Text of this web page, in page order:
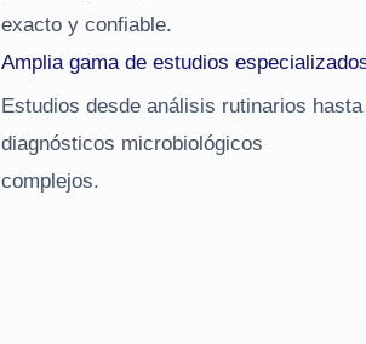
exacto y confiable.
Amplia gama de estudios
Estudios desde análisis rutinarios hasta
diagnósticos microbiológicos
complejos.